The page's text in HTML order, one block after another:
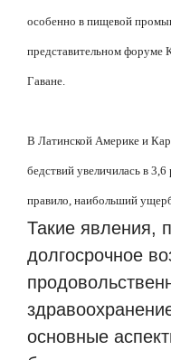
особенно в пищевой
представительном форуме
Гаване.
В Латинской Америке и
бедствий увеличилась в 3,6
правило, наибольший
Такие явления,
долгосрочное
основные